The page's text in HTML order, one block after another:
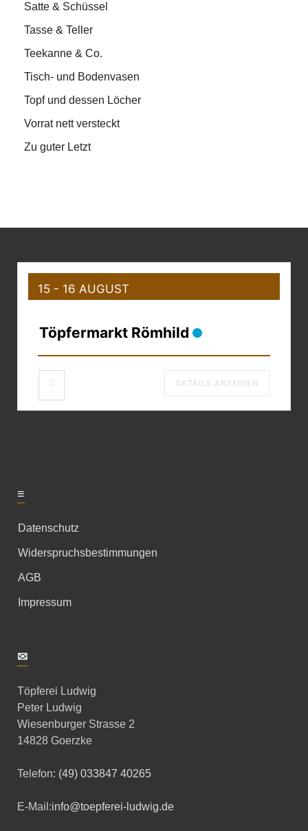
Satte & Schüssel
Tasse & Teller
Teekanne & Co.
Tisch- und Bodenvasen
Topf und dessen Löcher
Vorrat nett versteckt
Zu guter Letzt
15 - 16 AUGUST
Töpfermarkt Römhild
DETAILS ANZEIGEN
≡
Datenschutz
Widerspruchsbestimmungen
AGB
Impressum
✉
Töpferei Ludwig
Peter Ludwig
Wiesenburger Strasse 2
14828 Goerzke
Telefon: (49) 033847 40265
E-Mail:info@toepferei-ludwig.de